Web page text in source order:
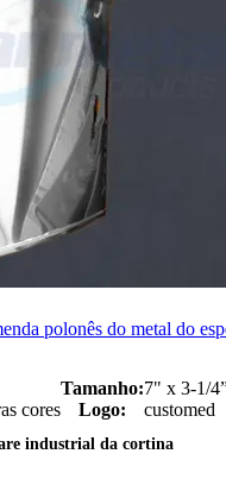
polonês do metal do
Tamanho:7" x 3-1/
cores Logo:
customed
industrial da cortina